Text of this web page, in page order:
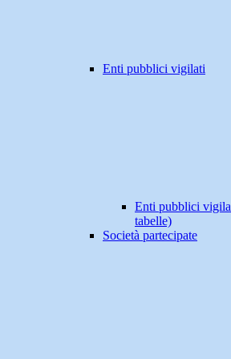
Enti pubblici vigilati
Enti pubblici
tabelle)
Società partecipate